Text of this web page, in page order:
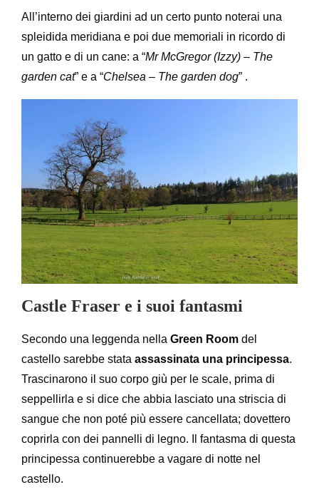
All’interno dei giardini ad un certo punto noterai una
spleidida meridiana e poi due memoriali in ricordo di
un gatto e di un cane: a “Mr McGregor (Izzy) – The
garden cat” e a “Chelsea – The garden dog” .
Castle Fraser e i suoi fantasmi
Secondo una leggenda nella Green Room del
castello sarebbe stata assassinata una principessa.
Trascinarono il suo corpo giù per le scale, prima di
seppellirla e si dice che abbia lasciato una striscia di
sangue che non poté più essere cancellata; dovettero
coprirla con dei pannelli di legno. Il fantasma di questa
principessa continuerebbe a vagare di notte nel
castello.